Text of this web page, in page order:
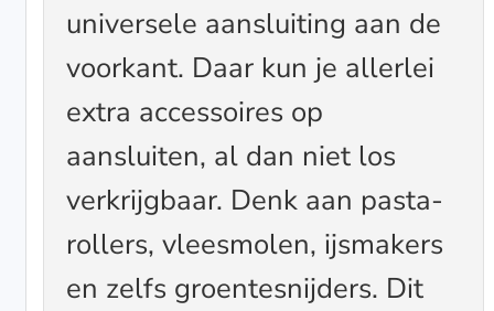
universele aansluiting aan de
voorkant. Daar kun je allerlei
extra accessoires op
aansluiten, al dan niet los
verkrijgbaar. Denk aan pasta-
rollers, vleesmolen, ijsmakers
en zelfs groentesnijders. Dit